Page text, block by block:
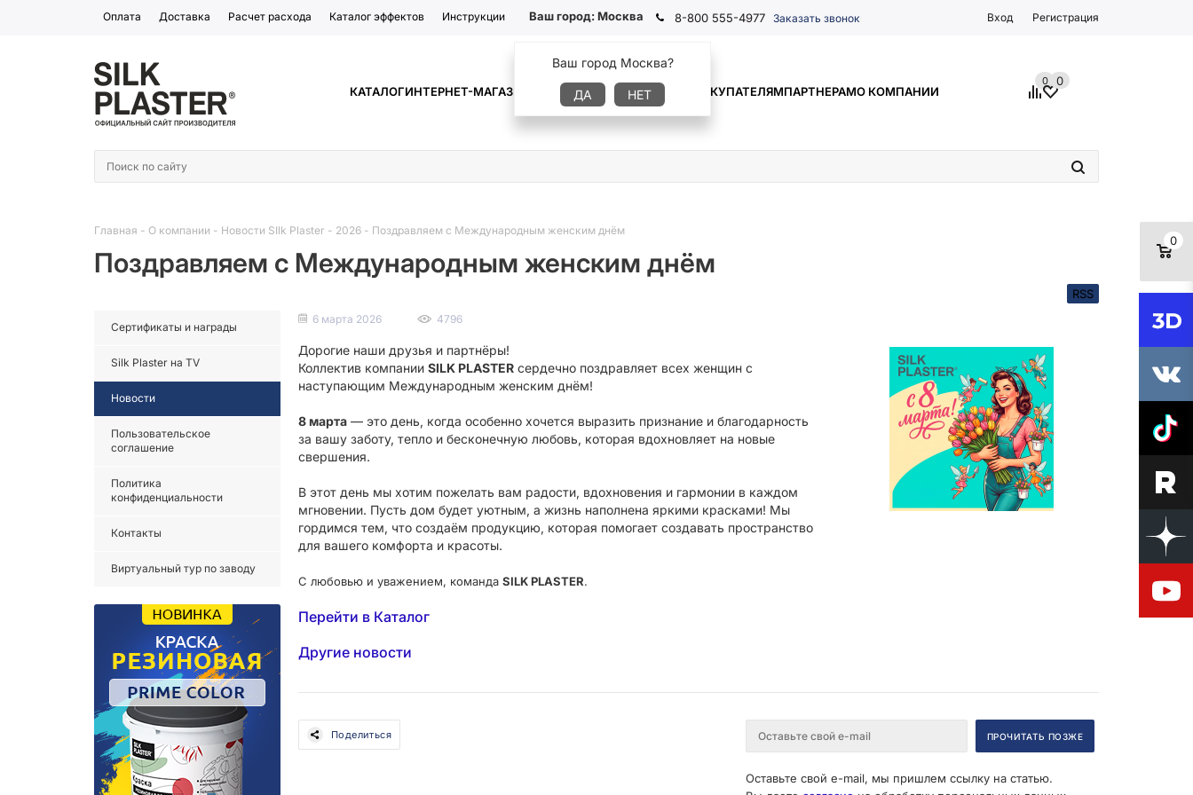
Оплата Доставка Расчет расхода Каталог эффектов Инструкции Ваш город:Москва
Ваш город Москва?
ДА НЕТ
8-800 555-4977 Заказать звонок Вход Регистрация
КАТАЛОГИНТЕРНЕТ-МАГАЗИН ГДЕ КУПИТЬ ИНФОРМАЦИЯ ПОКУПАТЕЛЯМПАРТНЕРАМО КОМПАНИИ
0 0
0
Главная - О компании - Новости SIlk Plaster - 2026 - Поздравляем с Международным женским днём
Поздравляем с Международным женским днём
Сертификаты и награды
Silk Plaster на TV
Новости
Пользовательское
соглашение
Политика
конфиденциальности
Контакты
Виртуальный тур по заводу
RSS
6 марта 2026 4796
Дорогие наши друзья и партнёры!
Коллектив компании SILK PLASTER сердечно поздравляет всех женщин с
наступающим Международным женским днём!
8 марта — это день, когда особенно хочется выразить признание и благодарность
за вашу заботу, тепло и бесконечную любовь, которая вдохновляет на новые
свершения.
В этот день мы хотим пожелать вам радости, вдохновения и гармонии в каждом
мгновении. Пусть дом будет уютным, а жизнь наполнена яркими красками! Мы
гордимся тем, что создаём продукцию, которая помогает создавать пространство
для вашего комфорта и красоты.
С любовью и уважением, команда SILK PLASTER.
Перейти в Каталог
Другие новости
Поделиться
Оставьте свой e-mail, мы пришлем ссылку на статью.